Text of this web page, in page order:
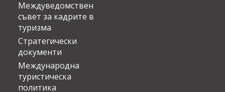
Междуведомствен
съвет за кадрите в
туризма
Стратегически
документи
Международна
туристическа
политика